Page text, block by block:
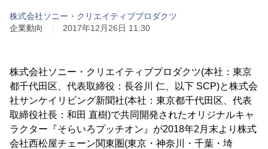
株式会社ソニー・クリエイティブプロダクツ
企業動向
2017年12月26日 11:30
株式会社ソニー・クリエイティブプロダクツ(本社：東京
都千代田区、代表取締役：長谷川 仁、以下 SCP)と株式会
社サンケイリビング新聞社(本社：東京都千代田区、代表
取締役社長：和田 直樹)で共同開発されたオリジナルキャ
ラクター『そらいろプッチオン』が2018年2月末より株式
会社西松屋チェーン関東圏(東京・神奈川・千葉・埼